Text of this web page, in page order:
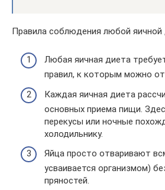
Правила соблюдения любой
Любая яичная диета
правил, к которым можно
Каждая яичная диета
основных приема пищи.
перекусы или ночные
холодильнику.
Яйца просто отваривают
усваивается организмом)
пряностей.